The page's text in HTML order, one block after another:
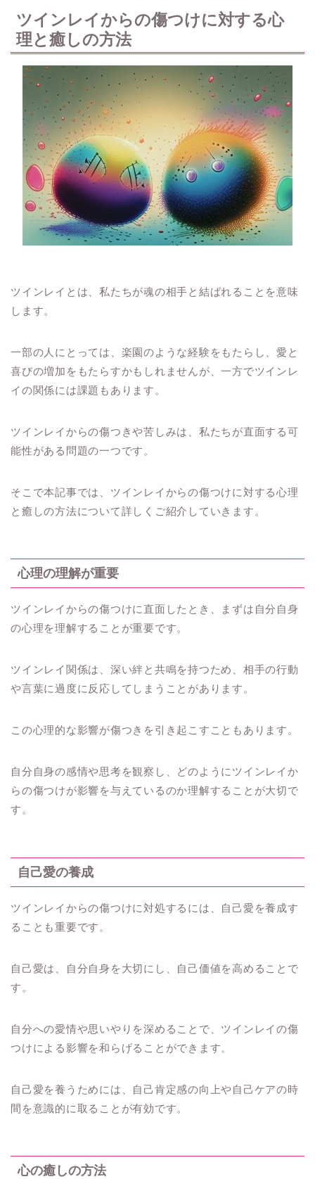
ツインレイからの傷つけに対する心
理と癒しの方法
ツインレイとは、私たちが魂の相手と結ばれることを意味
します。
一部の人にとっては、楽園のような経験をもたらし、愛と
喜びの増加をもたらすかもしれませんが、一方でツインレ
イの関係には課題もあります。
ツインレイからの傷つきや苦しみは、私たちが直面する可
能性がある問題の一つです。
そこで本記事では、ツインレイからの傷つけに対する心理
と癒しの方法について詳しくご紹介していきます。
心理の理解が重要
ツインレイからの傷つけに直面したとき、まずは自分自身
の心理を理解することが重要です。
ツインレイ関係は、深い絆と共鳴を持つため、相手の行動
や言葉に過度に反応してしまうことがあります。
この心理的な影響が傷つきを引き起こすこともあります。
自分自身の感情や思考を観察し、どのようにツインレイか
らの傷つけが影響を与えているのか理解することが大切で
す。
自己愛の養成
ツインレイからの傷つけに対処するには、自己愛を養成す
ることも重要です。
自己愛は、自分自身を大切にし、自己価値を高めることで
す。
自分への愛情や思いやりを深めることで、ツインレイの傷
つけによる影響を和らげることができます。
自己愛を養うためには、自己肯定感の向上や自己ケアの時
間を意識的に取ることが有効です。
心の癒しの方法